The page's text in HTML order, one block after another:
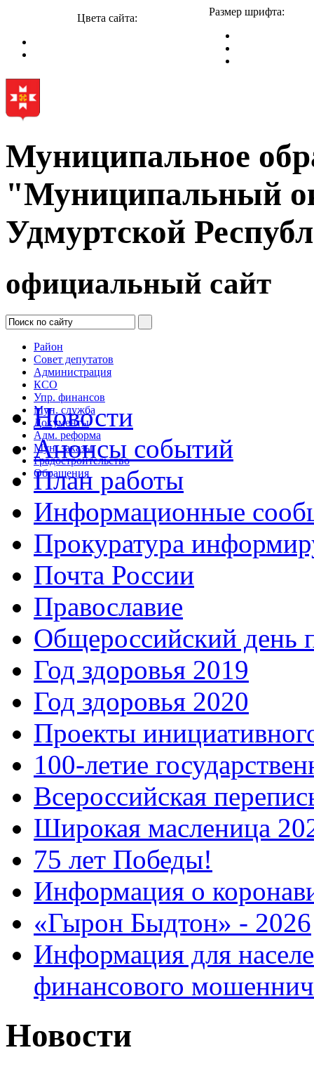
Цвета сайта:
Размер шрифта:
Муниципальное
"Муниципальный
Удмуртской
официальный сайт
Район
Совет депутатов
Администрация
КСО
Упр. финансов
Мун. служба
Документы
Адм. реформа
Мун. заказы
Градостроительство
Обращения
Новости
Анонсы событий
План работы
Информационные
Прокуратура
Почта России
Православие
Общероссийский день
Год здоровья 2019
Год здоровья 2020
Проекты
100-летие
Всероссийская
Широкая масленица
75 лет Победы!
Информация о
«Гырон Быдтон» - 2026
Информация для
финансового
Новости